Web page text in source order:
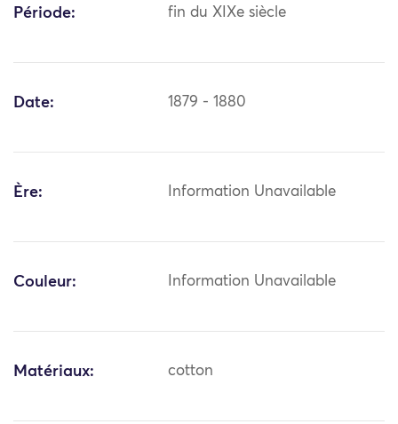
Période: fin du XIXe siècle
Date: 1879 - 1880
Ère: Information Unavailable
Couleur: Information Unavailable
Matériaux: cotton